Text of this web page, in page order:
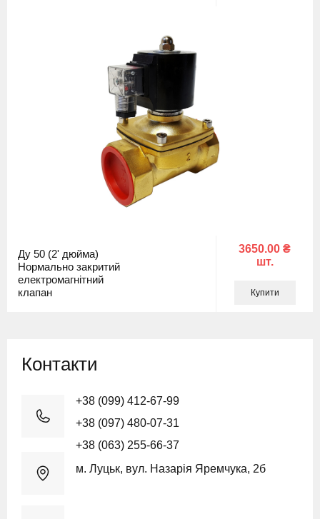
Ду 50 (2' дюйма)
Нормально закритий
електромагнітний
клапан
3650.00 ₴
шт.
Купити
Контакти
+38 (099) 412-67-99
+38 (097) 480-07-31
+38 (063) 255-66-37
м. Луцьк, вул. Назарія Яремчука, 2б